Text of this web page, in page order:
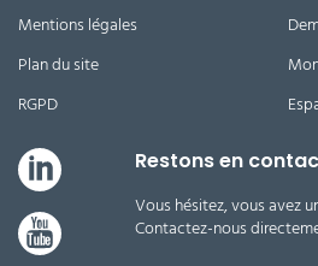
Mentions légales
Plan du site
RGPD
Restons en
Vous hésitez, vous avez
Contactez-nous